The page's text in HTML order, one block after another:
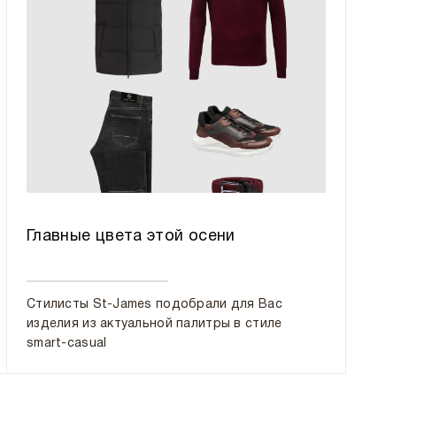
Главные цвета этой осени
Стилисты St-James подобрали для Вас
изделия из актуальной палитры в стиле
smart-casual